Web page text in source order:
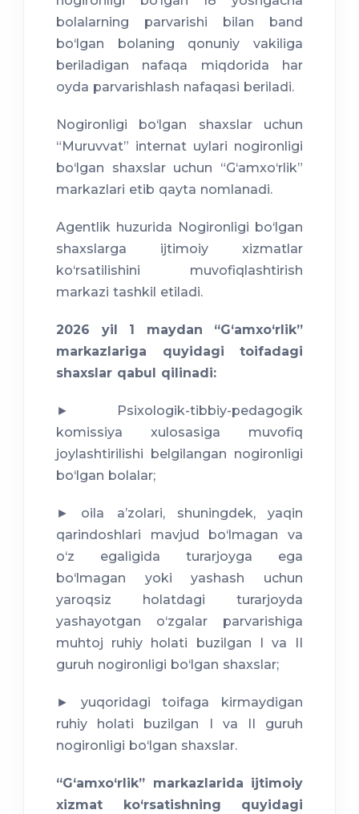
bolalarning parvarishi bilan band
bo‘lgan bolaning qonuniy vakiliga
beriladigan nafaqa miqdorida har
oyda parvarishlash nafaqasi beriladi.
Nogironligi bo‘lgan shaxslar uchun
“Muruvvat” internat uylari nogironligi
bo‘lgan shaxslar uchun “G‘amxo‘rlik”
markazlari etib qayta nomlanadi.
Agentlik huzurida Nogironligi bo‘lgan
shaxslarga ijtimoiy xizmatlar
ko‘rsatilishini muvofiqlashtirish
markazi tashkil etiladi.
2026 yil 1 maydan “G‘amxo‘rlik”
markazlariga quyidagi toifadagi
shaxslar qabul qilinadi:
► Psixologik-tibbiy-pedagogik
komissiya xulosasiga muvofiq
joylashtirilishi belgilangan nogironligi
bo‘lgan bolalar;
► oila aʼzolari, shuningdek, yaqin
qarindoshlari mavjud bo‘lmagan va
o‘z egaligida turarjoyga ega
bo‘lmagan yoki yashash uchun
yaroqsiz holatdagi turarjoyda
yashayotgan o‘zgalar parvarishiga
muhtoj ruhiy holati buzilgan I va II
guruh nogironligi bo‘lgan shaxslar;
► yuqoridagi toifaga kirmaydigan
ruhiy holati buzilgan I va II guruh
nogironligi bo‘lgan shaxslar.
“G‘amxo‘rlik” markazlarida ijtimoiy
xizmat ko‘rsatishning quyidagi